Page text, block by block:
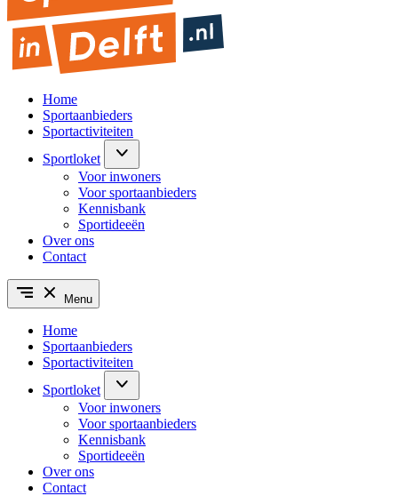
Home
Sportaanbieders
Sportactiviteiten
Sportloket
Voor inwoners
Voor sportaanbieders
Kennisbank
Sportideeën
Over ons
Contact
Menu
Home
Sportaanbieders
Sportactiviteiten
Sportloket
Voor inwoners
Voor sportaanbieders
Kennisbank
Sportideeën
Over ons
Contact